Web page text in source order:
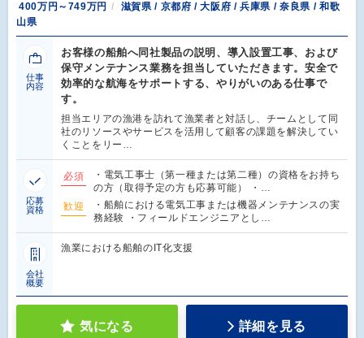
400万円～749万円
滋賀県 / 京都府 / 大阪府 / 兵庫県 / 奈良県 / 和歌
山県
仕事
内容
お客様の船舶へ同社製品の説明、導入設置工事、および
保守メンテナンス業務を担当していただきます。安全で
効率的な航海をサポートする、やりがいのある仕事で
す。
担当エリアの漁港を訪れて漁業者と対話し、チームとして同
社のリソースやサービスを活用して顧客の課題を解決してい
くことをリー…
応募
資格
必須
・電気工事士（第一種または第二種）の資格をお持ち
の方（取得予定の方も応募可能） ・…
歓迎
・船舶における電気工事または機器メンテナンスの実
務経験 ・フィールドエンジニアとし…
会社
概要
漁業における船舶のIT化支援
気になる 詳細を見る